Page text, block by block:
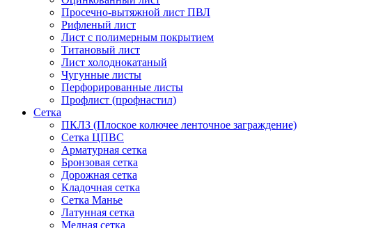
Просечно-вытяжной лист ПВЛ
Рифленый лист
Лист с полимерным покрытием
Титановый лист
Лист холоднокатаный
Чугунные листы
Перфорированные листы
Профлист (профнастил)
Сетка
ПКЛЗ (Плоское колючее ленточное заграждение)
Сетка ЦПВС
Арматурная сетка
Бронзовая сетка
Дорожная сетка
Кладочная сетка
Сетка Манье
Латунная сетка
Медная сетка